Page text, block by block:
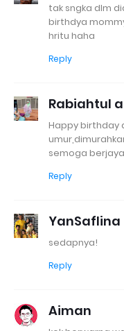
tak sngka dlm
birthdya
hritu haha
Reply
Rabiahtul
Happy birthday
semoga
Reply
YanSaflina
sedapnya!
Reply
Aiman